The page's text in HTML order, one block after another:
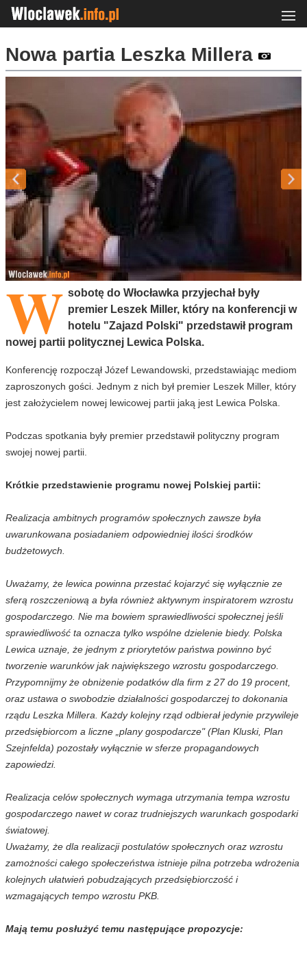
Nowa partia Leszka Millera
W sobotę do Włocławka przyjechał były
premier Leszek Miller, który na konferencji w
hotelu "Zajazd Polski" przedstawił program
nowej partii politycznej Lewica Polska.
Konferencję rozpoczął Józef Lewandowski, przedstawiając mediom
zaproszonych gości. Jednym z nich był premier Leszek Miller, który
jest założycielem nowej lewicowej partii jaką jest Lewica Polska.
Podczas spotkania były premier przedstawił polityczny program
swojej nowej partii.
Krótkie przedstawienie programu nowej Polskiej partii:
Realizacja ambitnych programów społecznych zawsze była
uwarunkowana posiadaniem odpowiedniej ilości środków
budżetowych.
Uważamy, że lewica powinna przestać kojarzyć się wyłącznie ze
sferą roszczeniową a była również aktywnym inspiratorem wzrostu
gospodarczego. Nie ma bowiem sprawiedliwości społecznej jeśli
sprawiedliwość ta oznacza tylko wspólne dzielenie biedy. Polska
Lewica uznaje, że jednym z priorytetów państwa powinno być
tworzenie warunków jak największego wzrostu gospodarczego.
Przypomnijmy że obniżenie podatków dla firm z 27 do 19 procent,
oraz ustawa o swobodzie działalności gospodarczej to dokonania
rządu Leszka Millera. Każdy kolejny rząd odbierał jedynie przywileje
przedsiębiorcom a liczne „plany gospodarcze" (Plan Kluski, Plan
Szejnfelda) pozostały wyłącznie w sferze propagandowych
zapowiedzi.
Realizacja celów społecznych wymaga utrzymania tempa wzrostu
gospodarczego nawet w coraz trudniejszych warunkach gospodarki
światowej.
Uważamy, że dla realizacji postulatów społecznych oraz wzrostu
zamożności całego społeczeństwa istnieje pilna potrzeba wdrożenia
kolejnych ułatwień pobudzających przedsiębiorczość i
wzmagających tempo wzrostu PKB.
Mają temu posłużyć temu następujące propozycje: